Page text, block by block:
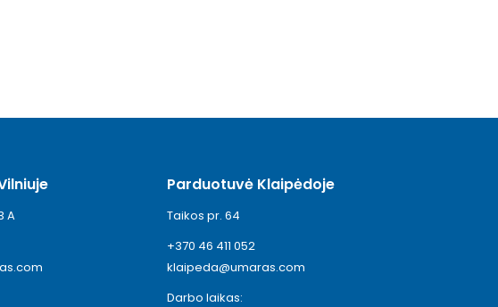
A
Parduotuvė Klaipėdoje
Taikos pr. 64
+370 46 411 052
klaipeda@umaras.com
Darbo laikas: